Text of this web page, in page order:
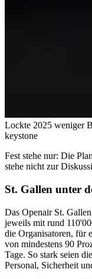
Lockte 2025 weniger
keystone
Fest stehe nur: Die
stehe nicht zur
St. Gallen unter
Das Openair St.
jeweils mit rund
die Organisatoren, für
von mindestens 90
Tage. So stark seien
Personal, Sicherheit